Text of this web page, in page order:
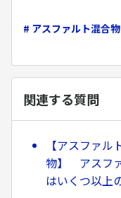
# アスファルト混合
関連する質問
【アスファ
物】 アスフ
はいくつ以上